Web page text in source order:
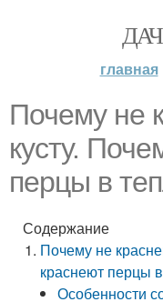
главная
Почему не
кусту.
перцы в
Содержание
Почему не
краснеют перцы
Особенности